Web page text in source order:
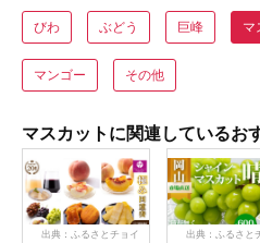
びわ ぶどう 巨峰 マ
マンゴー その他
マスカットに関連しているお
出典：ふるさとチョイ
出典：ふるさと